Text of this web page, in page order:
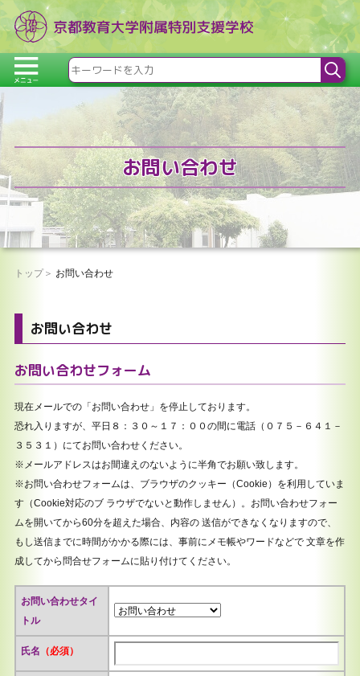
お問い合わせ
トップ お問い合わせ
お問い合わせ
お問い合わせフォーム
現在メールでの「お問い合わせ」を停止しております。
恐れ入りますが、平日８：３０～１７：００の間に電話（０７５－６４１－
３５３１）にてお問い合わせください。
※メールアドレスはお間違えのないように半角でお願い致します。
※お問い合わせフォームは、ブラウザのクッキー（Cookie）を利用していま
す（Cookie対応のブ ラウザでないと動作しません）。お問い合わせフォー
ムを開いてから60分を超えた場合、内容の 送信ができなくなりますので、
もし送信までに時間がかかる際には、事前にメモ帳やワードなどで 文章を作
成してから問合せフォームに貼り付けてください。
お問い合わせタイ
トル
氏名 （必須）